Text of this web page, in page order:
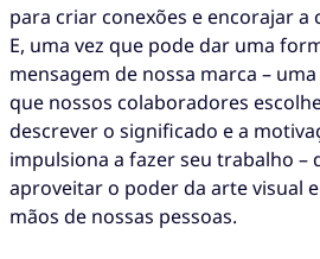
para criar conexões e encorajar a
E, uma vez que pode dar uma
mensagem de nossa marca –
que nossos colaboradores
descrever o significado e a
impulsiona a fazer seu trabalho –
aproveitar o poder da arte visual
mãos de nossas pessoas.